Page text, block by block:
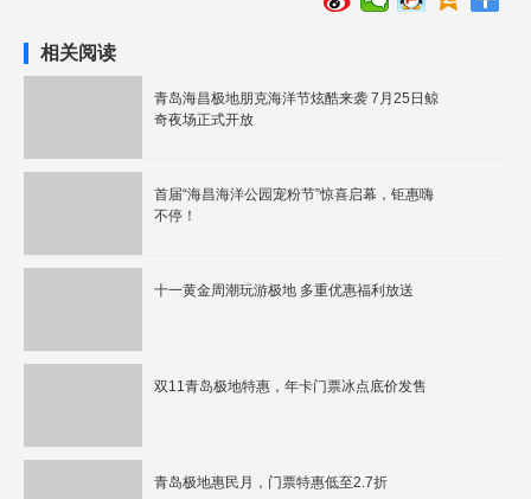
相关阅读
青岛海昌极地朋克海洋节炫酷来袭 7月25日鲸
奇夜场正式开放
首届“海昌海洋公园宠粉节”惊喜启幕，钜惠嗨
不停！
十一黄金周潮玩游极地 多重优惠福利放送
双11青岛极地特惠，年卡门票冰点底价发售
青岛极地惠民月，门票特惠低至2.7折